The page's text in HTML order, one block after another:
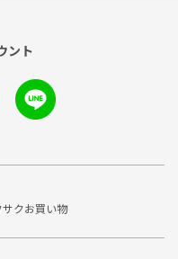
ント
サクお買い物